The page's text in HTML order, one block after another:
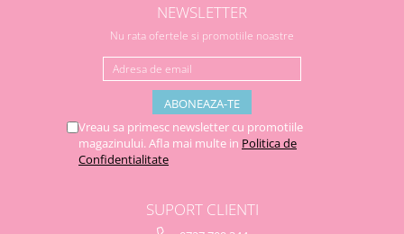
NEWSLETTER
Nu rata ofertele si promotiile noastre
Vreau sa primesc newsletter cu promotiile
magazinului. Afla mai multe in Politica de
Confidentialitate
SUPORT CLIENTI